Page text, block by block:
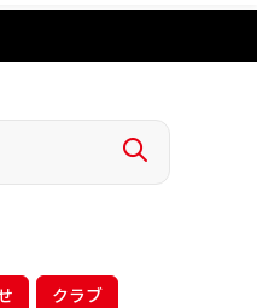
クラブ